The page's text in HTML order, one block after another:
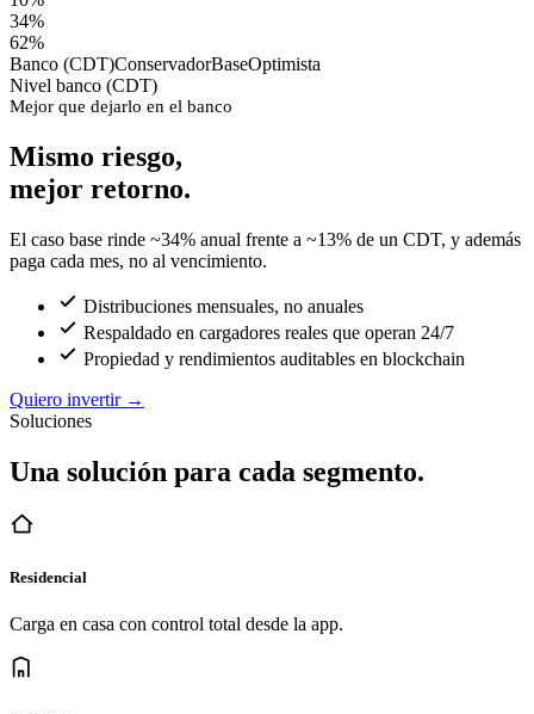
34%
62%
Banco (CDT)ConservadorBaseOptimista
Nivel banco (CDT)
Mejor que dejarlo en el banco
Mismo riesgo,
mejor retorno.
El caso base rinde ~34% anual frente a ~13% de un CDT, y además
paga cada mes, no al vencimiento.
Distribuciones mensuales, no anuales
Respaldado en cargadores reales que operan 24/7
Propiedad y rendimientos auditables en blockchain
Quiero invertir →
Soluciones
Una solución para cada segmento.
Residencial
Carga en casa con control total desde la app.